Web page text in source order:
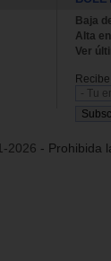
Baja
Alta
Ver
2026 - Prohibida